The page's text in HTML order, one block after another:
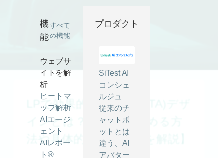
機
能
すべて
の機能
ウェブサ
イトを解
析
ヒートマ
ップ解析
AIエージ
ェント
AIレポー
ト®
プロダクト
SiTest AI
コンシェ
ルジュ
従来のチ
ャットボ
ットとは
違う、AI
アバター
LPで効果的なボタン(CTA)デザ
インとは？【CVRを高める方
法や具体的な改善方法を解説】